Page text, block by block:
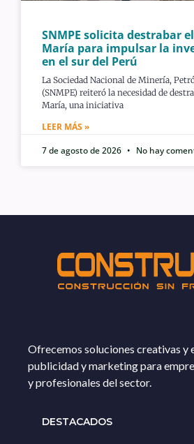
SNMPE solicita destrabar
María para impulsar la
en el sur del Perú
La Sociedad Nacional de Minería,
(SNMPE) reiteró la necesidad de
María, una iniciativa
LEER MÁS »
7 de agosto de 2026
No hay
Ofrecemos soluciones creativas y
publicidad y marketing para
y profesionales del sector.
DESTACADOS